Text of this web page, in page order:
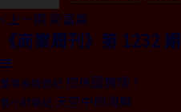
上一期 新富農
《商業周刊》第 1232 期
董事長嬉遊記 挖係國寶哩！
嘗小鮮筆記 天空中的海鮮